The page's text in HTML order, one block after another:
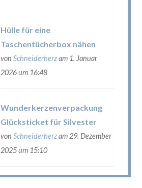
Hülle für eine
Taschentücherbox nähen
von Schneiderherzam 1. Januar
2026 um 16:48
Wunderkerzenverpackung
Glücksticket für Silvester
von Schneiderherzam 29. Dezember
2025 um 15:10